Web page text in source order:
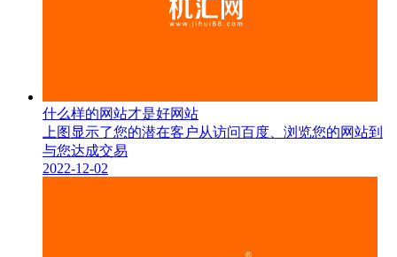
什么样的网站才是好网站
上图显示了您的潜在客户从访问百度、浏览您的网站到
与您达成交易
2022-12-02